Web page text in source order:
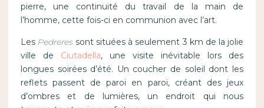
pierre, une continuité du travail de la main de
l’homme, cette fois-ci en communion avec l’art.
Les Pedreres sont situées à seulement 3 km de la jolie
ville de Ciutadella, une visite inévitable lors des
longues soirées d’été. Un coucher de soleil dont les
reflets passent de paroi en paroi, créant des jeux
d’ombres et de lumières, un endroit qui nous